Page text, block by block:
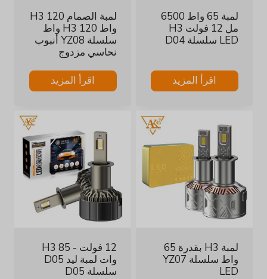
لمبة 65 واط 6500
مل 12 فولت H3
LED سلسلة D04
اقرأ المزيد
لمبة الصمام H3 120
واط H3 120 واط
سلسلة YZ08 أنبوب
نحاسي مزدوج
اقرأ المزيد
لمبة H3 بقدرة 65
واط سلسلة YZ07
LED
12 فولت - H3 85
وات لمبة ليد D05
سلسلة D05